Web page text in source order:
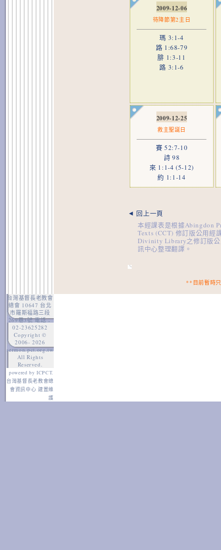
2009-12-06
待降節第2主日
瑪 3:1-4
路 1:68-79
腓 1:3-11
路 3:1-6
2009-12-25
救主聖誕日
賽 52:7-10
詩 98
來 1:1-4 (5-12)
約 1:1-14
◄ 回上一頁
本經課表是根據Abingdon
Texts (CCT) 修訂版公用經
Divinity Library之修訂版公
訊中心整理翻譯。
**目前暫時
台灣基督長老教會
總會 10647 台北
市羅斯福路三段
269巷3號 電話：
02-23625282
Copyright ©
2006-2026
sermon.pct.org.tw
All Rights
Reserved.
powered by ICPCT.
台灣基督長老教會總
會資訊中心 建置維
護